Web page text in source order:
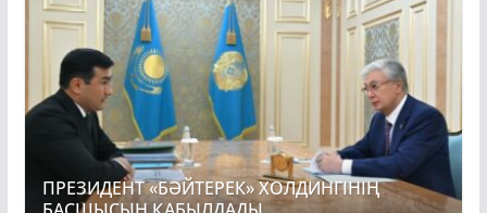
ПРЕЗИДЕНТ «БӘЙТЕРЕК» ХОЛДИНГІНІҢ